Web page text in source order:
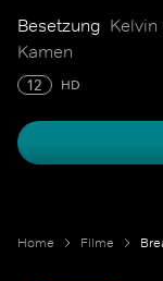
Besetzung Kelvin
Kamen
12 HD
Home Filme